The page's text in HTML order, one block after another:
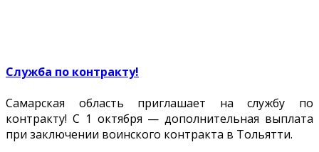
Служба по контракту!
Самарская область приглашает на службу по
контракту! С 1 октября — дополнительная выплата
при заключении воинского контракта в Тольятти.